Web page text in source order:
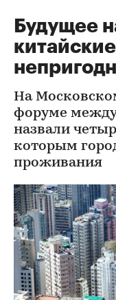
Будущее
На
форуме
назвали
которым
проживания